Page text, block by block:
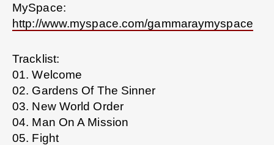
MySpace:
http://www.myspace.com/gammaraymyspace
Tracklist:
01. Welcome
02. Gardens Of The Sinner
03. New World Order
04. Man On A Mission
05. Fight